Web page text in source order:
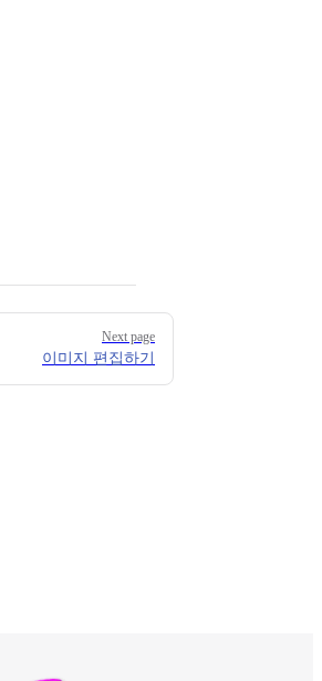
Next page
이미지 편집하기